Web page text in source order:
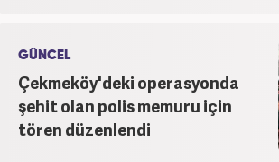
GÜNCEL
Çekmeköy'deki operasyonda
şehit olan polis memuru için
tören düzenlendi